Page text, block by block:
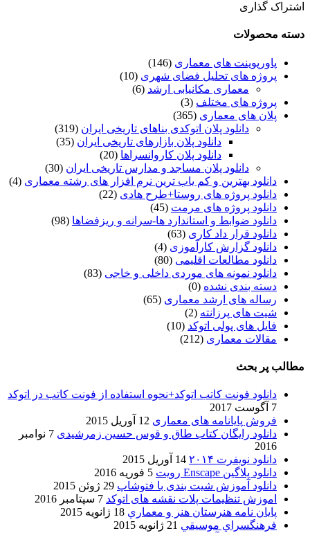
اشتراک گذاری
دسته محصولات
پاورپوینت های معماری (146)
پروژه های تحلیل فضای شهری (10)
معماری مکانیابی ارشد (6)
پروژه های مختلف (3)
پلان های معماری (365)
دانلود پلان اتوکدی بناهای تاریخی ایران (319)
دانلود پلان بازارهای تاریخی ایران (35)
دانلود پلان کاروانسراها (20)
دانلود پلان مساجد و مدارس تاریخی ایران (30)
دانلود بهترین و کم یاب ترین نرم افزار های رشته معماری (4)
دانلود پروژه های روستا+طرح هادی (22)
دانلود پروژه های مرمت (45)
دانلود ضوابط و استاندارد ها-سرانه و ریزفضاها (98)
دانلود قرار داد کاری (63)
دانلود گزارش کارآموزی (4)
دانلود مطالعات اقلیمی (80)
دانلود نمونه های موردی داخلی و خاجی (83)
دسته بندی نشده (0)
رساله های ارشد معماری (65)
شیت های پرزانته (2)
فایل های پولی اتوکد (10)
مقالات معماری (212)
مطالب پر بحث
دانلود فونت کاتب اتوکد+نحوه استفاده از فونت کاتب در اتوکد
7 آگوست 2017
فروش پایانامه های معماری 12 آوریل 2015
دانلود رایگان کتاب طاق و قوس حسین زمرشیدی
7 نوامبر
2016
دانلود نویفرت ۲۰۱۴
14 آوریل 2015
دانلود پلاگین Enscape رویت
5 فوریه 2016
دانلود آموزش شیت بندی با فتوشاپ 29 ژوئن 2015
اموزش تنظیمات پلات نقشه های اتوکد 7 سپتامبر 2016
پایان نامه هنرستان هنر و معماري 18 ژانویه 2015
فرهنگسراي موسيقي 21 ژانویه 2015